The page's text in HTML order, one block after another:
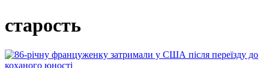
старость